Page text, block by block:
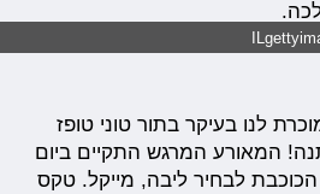
לנו בעיקר בתור טוני טופז
המאורע המרגש התקיים ביום
הכוכבת לבחיר ליבה, מייקל. טקס